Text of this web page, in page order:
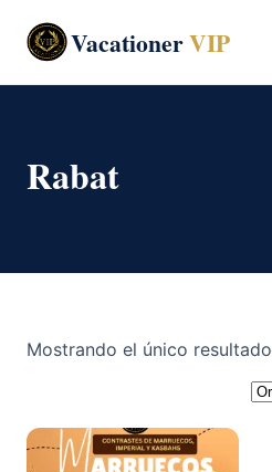
VacationerVIP
Rabat
Mostrando el único resultado